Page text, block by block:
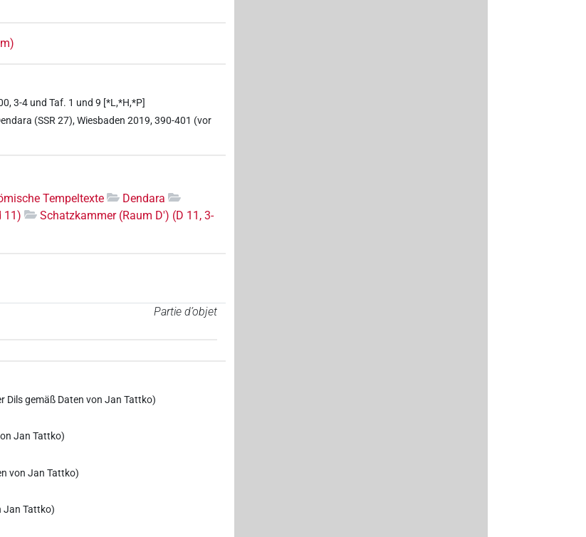
3-4 und Taf. 1 und 9 [*L,*H,*P]
(SSR 27), Wiesbaden 2019, 390-401 (vor
Tempeltexte
Dendara
11)
Schatzkammer (Raum D') (D 11, 3-
Partie d’objet
Dils gemäß Daten von Jan Tattko)
Jan Tattko)
von Jan Tattko)
Jan Tattko)